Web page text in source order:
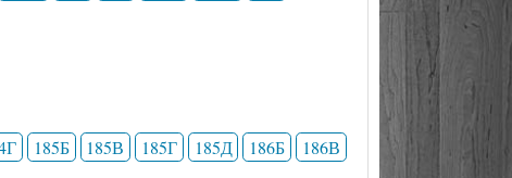
185Б 185В 185Г 185Д 186Б
186В